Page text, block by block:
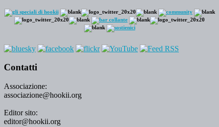
Contatti
Associazione:
associazione@hookii.org
Editor sito:
editor@hookii.org